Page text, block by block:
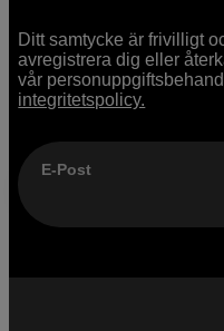
Ditt samtycke är frivilligt
avregistrera dig eller
vår
integritetspolicy.
E-Post